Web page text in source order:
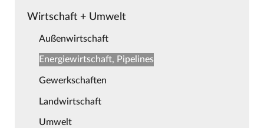
Wirtschaft + Umwelt
Außenwirtschaft
Energiewirtschaft, Pipelines
Gewerkschaften
Landwirtschaft
Umwelt